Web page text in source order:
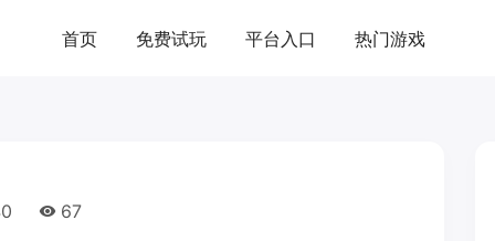
首页 免费试玩 平台入口 热门游戏
67